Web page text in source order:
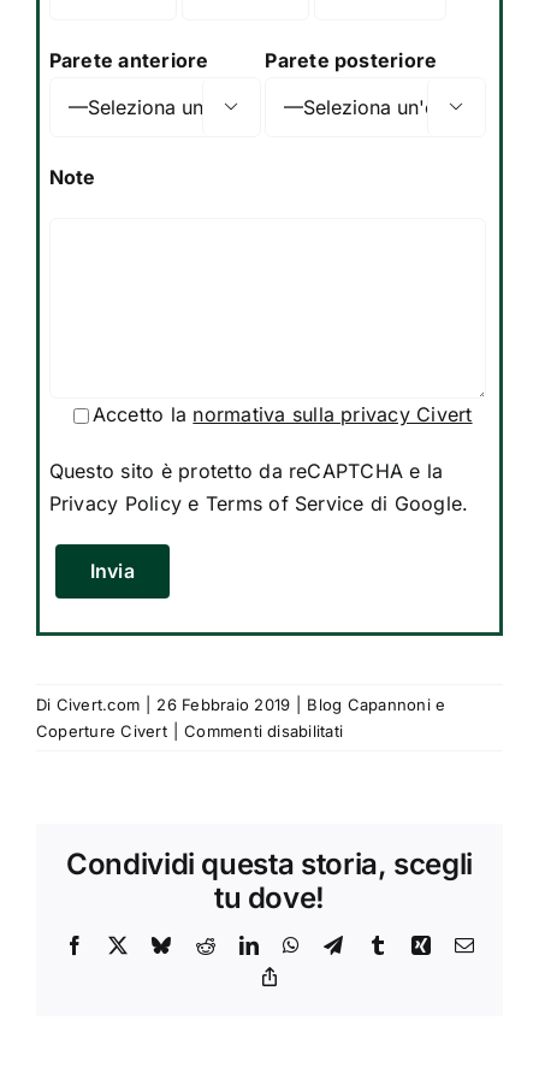
Parete anteriore

Parete posteriore

Note
Accetto la normativa sulla privacy Civert
Questo sito è protetto da reCAPTCHA e la
Privacy Policy e Terms of Service di Google.
Di Civert.com 26 Febbraio 2019
Blog Capannoni e
Coperture Civert
Commenti disabilitatisu
Helitex
capannoni
Condividi questa storia, scegli
tu dove!
Facebook BlueskyRedditLinkedInWhatsApp
TelegramTumblrXing Email